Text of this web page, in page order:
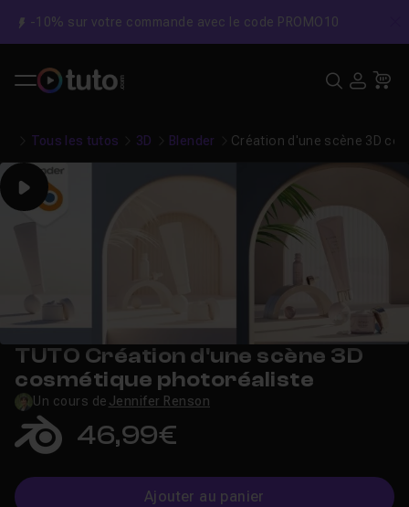
-10% sur votre commande avec le code PROMO10
Tous les tutos 3D Blender Création d'une scène 3D
Play
TUTO Création d'une scène 3D
cosmétique photoréaliste
Un cours de Jennifer Renson
46,99€
Ajouter au panier